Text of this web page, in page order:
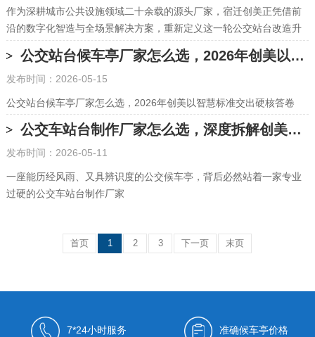
作为深耕城市公共设施领域二十余载的源头厂家，宿迁创美正凭借前
沿的数字化智造与全场景解决方案，重新定义这一轮公交站台改造升
级的新标准
公交站台候车亭厂家怎么选，2026年创美以智慧标准交出硬核答卷
发布时间：2026-05-15
公交站台候车亭厂家怎么选，2026年创美以智慧标准交出硬核答卷
公交车站台制作厂家怎么选，深度拆解创美5大核心优势
发布时间：2026-05-11
一座能历经风雨、又具辨识度的公交候车亭，背后必然站着一家专业
过硬的公交车站台制作厂家
首页 1 2 3 下一页 末页
7*24小时服务 准确候车亭价格